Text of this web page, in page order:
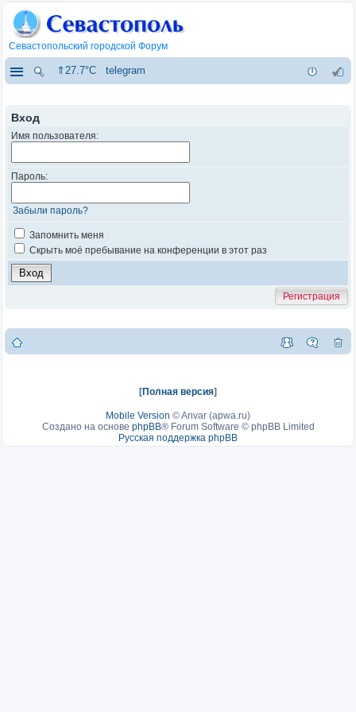
Севастопольский городской Форум
⇑27.7°C telegram
Вход
Имя пользователя:
Пароль:
Забыли пароль?
Запомнить меня
Скрыть моё пребывание на конференции в этот раз
Регистрация
[Полная версия]
Mobile Version ©Anvar (apwa.ru)
Создано на основе phpBB® Forum Software © phpBB Limited
Русская поддержка phpBB